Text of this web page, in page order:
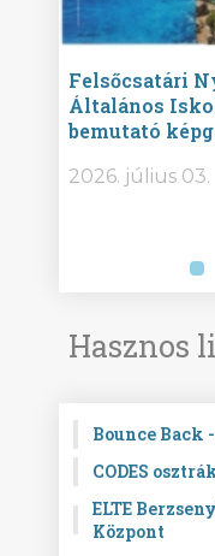
Felsőcsatári
Általános
bemutató
2026. július 03.
Hasznos
Bounce Back
CODES
ELTE
Központ